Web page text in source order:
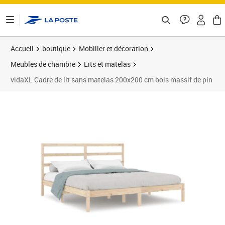
Accueil boutique
Mobilier et décoration
Meubles de chambre
Lits et matelas
vidaXL Cadre de lit sans matelas 200x200 cm bois massif de pin